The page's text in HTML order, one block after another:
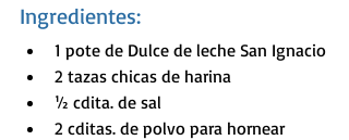
Ingredientes:
1 pote de Dulce de leche San Ignacio
2 tazas chicas de harina
½ cdita. de sal
2 cditas. de polvo para hornear